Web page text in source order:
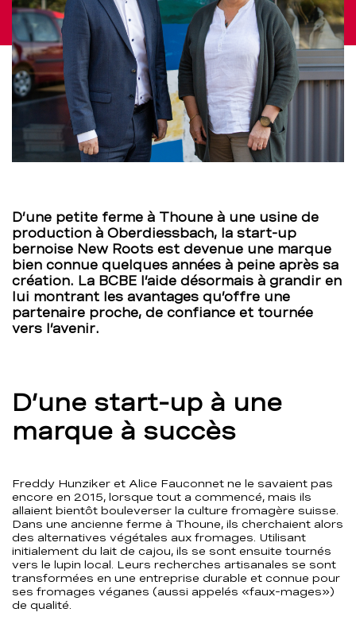
BCBE
–
BCBE
D’une petite ferme à Thoune à une usine de
production à Oberdiessbach, la start-up
bernoise New Roots est devenue une marque
bien connue quelques années à peine après sa
création. La BCBE l’aide désormais à grandir en
lui montrant les avantages qu’offre une
partenaire proche, de confiance et tournée
vers l’avenir.
D’une start-up à une
marque à succès
Freddy Hunziker et Alice Fauconnet ne le savaient pas
encore en 2015, lorsque tout a commencé, mais ils
allaient bientôt bouleverser la culture fromagère suisse.
Dans une ancienne ferme à Thoune, ils cherchaient alors
des alternatives végétales aux fromages. Utilisant
initialement du lait de cajou, ils se sont ensuite tournés
vers le lupin local. Leurs recherches artisanales se sont
transformées en une entreprise durable et connue pour
ses fromages véganes (aussi appelés «faux-mages»)
de qualité.